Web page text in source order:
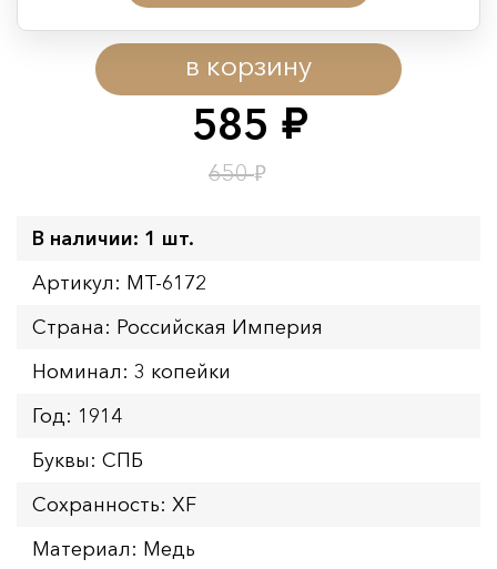
585 руб.
650₽
в корзину
Период действия акции:
Начало:
08.08.2026 00:01
Окончание:
09.08.2026 23:59
Время до окончания:
В наличии: 1 шт.
Артикул: MT-6172
Страна: Российская Империя
Номинал: 3 копейки
Год: 1914
Буквы: СПБ
Сохранность: XF
Материал: Медь